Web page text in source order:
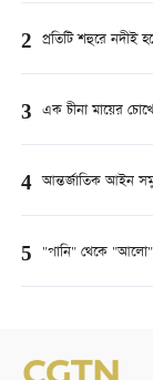
2 প্রতিটি শহুরে নদীই
3 এক চীনা মায়ের
4 আন্তর্জাতিক আইন
5 "পানি" থেকে "আলো"